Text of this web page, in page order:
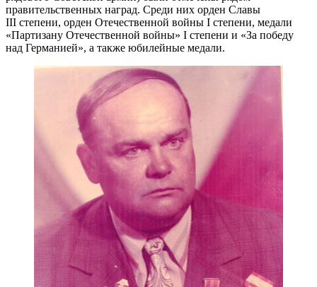
правительственных наград. Среди них орден Славы
III степени, орден Отечественной войны I степени, медали
«Партизану Отечественной войны» I степени и «За победу
над Германией», а также юбилейные медали.